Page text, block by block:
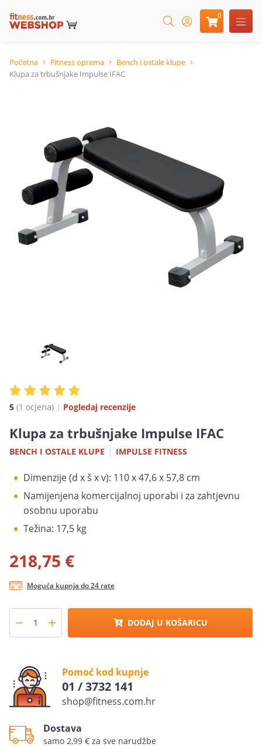
0
Početna Fitness oprema
Bench i ostale klupe
Klupa za trbušnjake Impulse IFAC
5 (1 ocjena) | Pogledaj recenzije
Klupa za trbušnjake Impulse IFAC
BENCH I OSTALE KLUPE | IMPULSE FITNESS
Dimenzije (d x š x v): 110 x 47,6 x 57,8 cm
Namijenjena komercijalnoj uporabi i za zahtjevnu
osobnu uporabu
Težina: 17,5 kg
218,75 €
Moguća kupnja do 24 rate
DODAJ U KOŠARICU
Pomoć kod kupnje
01 / 3732 141
shop@fitness.com.hr
Dostava
samo 2,99 € za sve narudžbe